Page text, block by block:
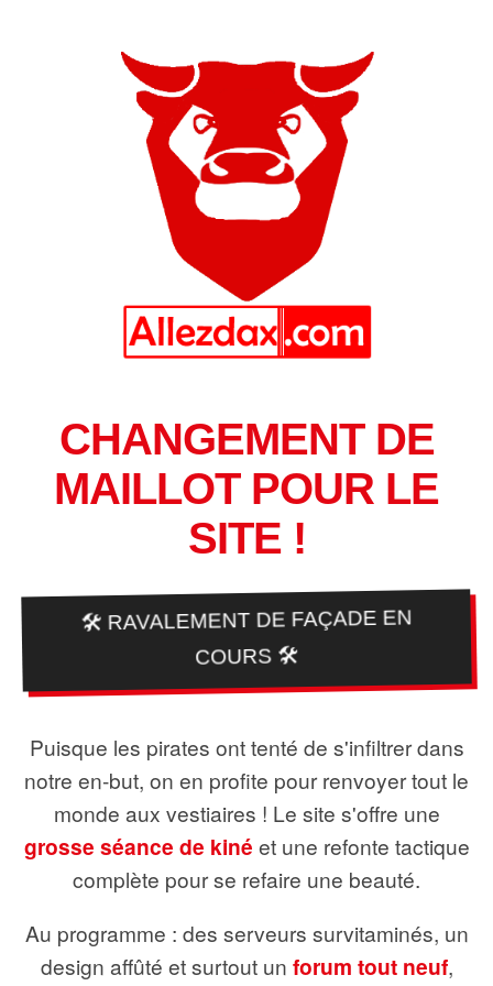
CHANGEMENT DE
MAILLOT POUR LE
SITE !
🛠️ RAVALEMENT DE FAÇADE EN
COURS 🛠️
Puisque les pirates ont tenté de s'infiltrer dans
notre en-but, on en profite pour renvoyer tout le
monde aux vestiaires ! Le site s'offre une
grosse séance de kiné et une refonte tactique
complète pour se refaire une beauté.
Au programme : des serveurs survitaminés, un
design affûté et surtout un forum tout neuf,